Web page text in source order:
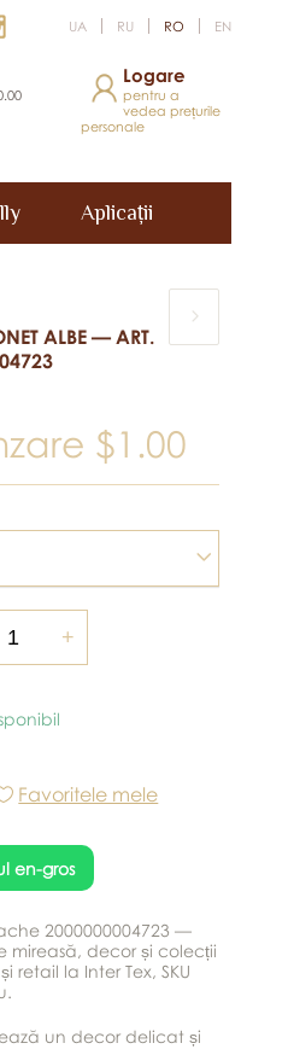
UA RU RO EN
Logare
pentru a
vedea prețurile
personale
Aplicații
ALBE — ART.
$1.00
Favoritele mele
en-gros
2000000004723 —
mireasă, decor și colecții
retail la Inter Tex, SKU
un decor delicat și